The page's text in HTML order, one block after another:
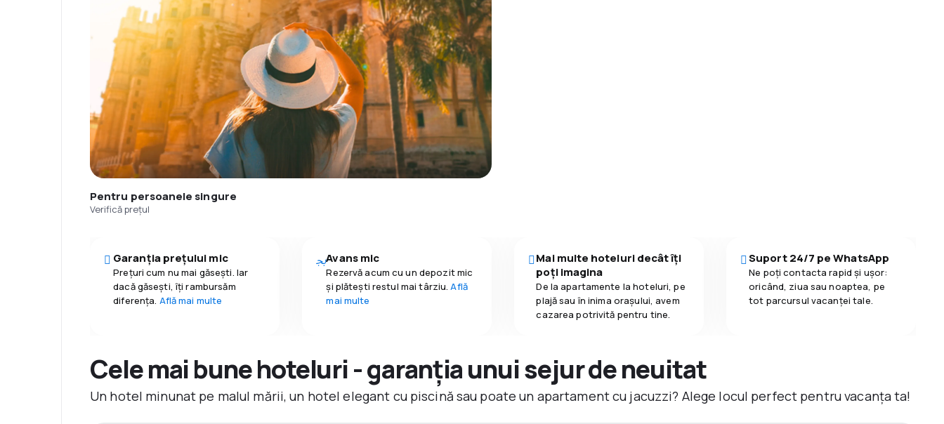
Pentru persoanele singure
Verifică prețul
Garanția prețului mic
Prețuri cum nu mai găsești. Iar
dacă găseşti, îți rambursăm
diferența. Află mai multe
Avans mic
Rezervă acum cu un depozit mic
și plătești restul mai târziu.Află
mai multe
Mai multe hoteluri decât îți
poți imagina
De la apartamente la hoteluri, pe
plajă sau în inima orașului, avem
cazarea potrivită pentru tine.
Suport 24/7 pe WhatsApp
Ne poți contacta rapid și ușor:
oricând, ziua sau noaptea, pe
tot parcursul vacanței tale.
Cele mai bune hoteluri - garanția unui sejur de neuitat
Un hotel minunat pe malul mării, un hotel elegant cu piscină sau poate un apartament cu jacuzzi? Alege locul perfect pentru vacanța ta!